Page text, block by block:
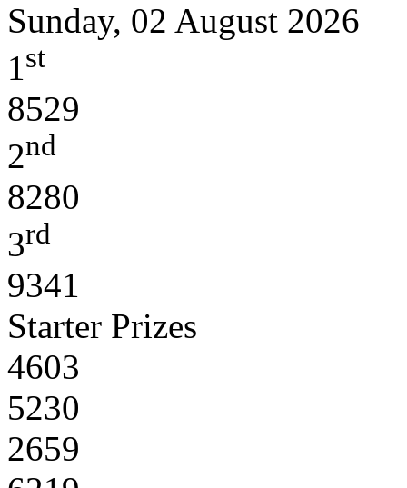
Sunday, 02 August 2026
1st
8529
2nd
8280
3rd
9341
Starter Prizes
4603
5230
2659